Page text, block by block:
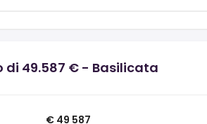
di 49.587 € - Basilicata
€ 49 587